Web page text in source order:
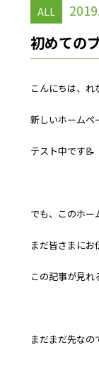
ALL
初めての
こんにちは、れ
新しいホームペ
テスト中です📝
でも、このホー
まだ皆さまに
この記事が見れ
まだまだ先な